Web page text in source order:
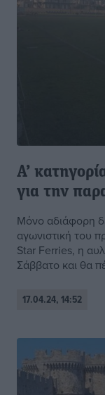
Α’
για την
Μόνο αδιάφορη
αγωνιστική του
Star Ferries, η
Σάββατο και θα
17.04.24, 14:52